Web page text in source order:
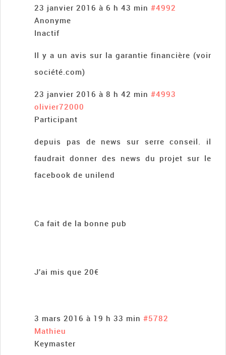
23 janvier 2016 à 6 h 43 min #4992
Anonyme
Inactif
Il y a un avis sur la garantie financière (voir
société.com)
23 janvier 2016 à 8 h 42 min #4993
olivier72000
Participant
depuis pas de news sur serre conseil. il
faudrait donner des news du projet sur le
facebook de unilend
Ca fait de la bonne pub
J’ai mis que 20€
3 mars 2016 à 19 h 33 min #5782
Mathieu
Keymaster